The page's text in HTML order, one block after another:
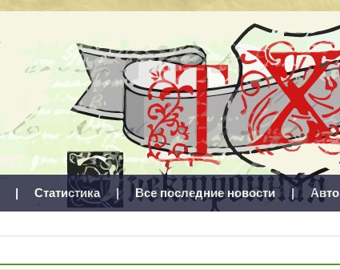
| Статистика | Все последние новости |